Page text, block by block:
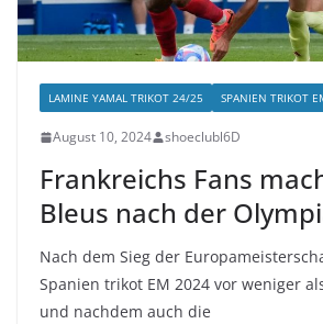
LAMINE YAMAL TRIKOT 24/25 SPANIEN TRIKOT
August 10, 2024 shoeclubl6D
Frankreichs Fans
Bleus nach der
Nach dem Sieg der
Spanien trikot EM 2024 vor weniger
und nachdem auch die